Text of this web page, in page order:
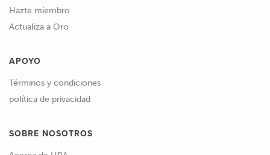
Hazte miembro
Actualiza a Oro
APOYO
Términos y condiciones
política de privacidad
SOBRE NOSOTROS